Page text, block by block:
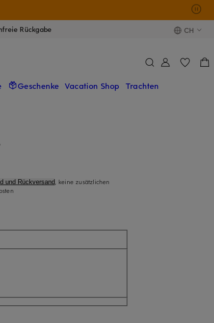
Rückgabe CH
Geschenke Vacation Shop Trachten
und Rückversand, keine zusätzlichen